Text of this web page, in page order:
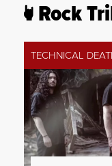
Rock
TECHNICAL